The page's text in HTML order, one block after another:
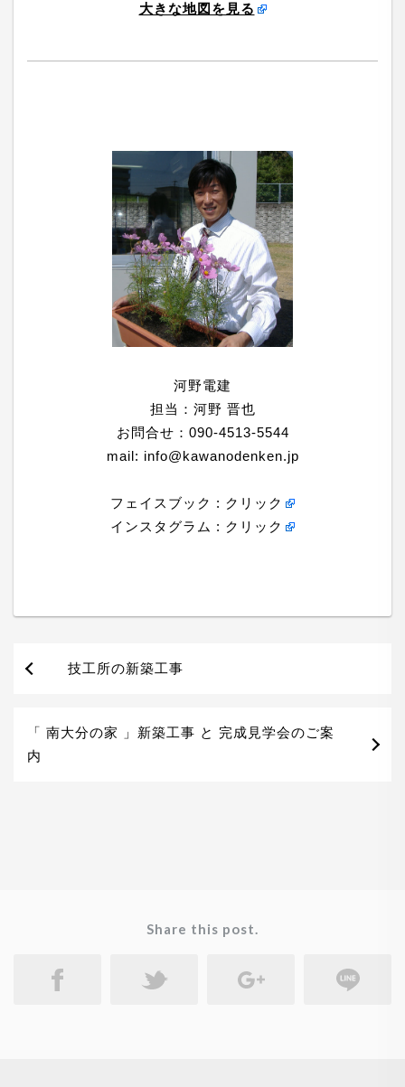
大きな地図を見る
河野電建
担当：河野 晋也
お問合せ：090-4513-5544
mail: info@kawanodenken.jp
フェイスブック : クリック
インスタグラム : クリック
技工所の新築工事
「 南大分の家 」新築工事 と 完成見学会のご案
内
Share this post.